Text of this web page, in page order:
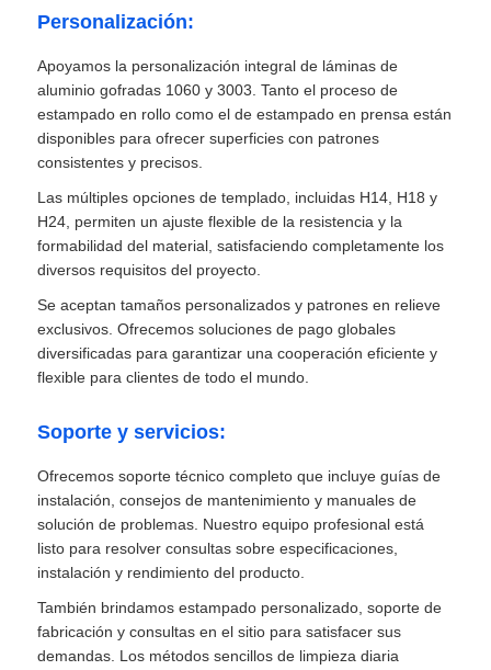
Personalización:
Apoyamos la personalización integral de láminas de
aluminio gofradas 1060 y 3003. Tanto el proceso de
estampado en rollo como el de estampado en prensa están
disponibles para ofrecer superficies con patrones
consistentes y precisos.
Las múltiples opciones de templado, incluidas H14, H18 y
H24, permiten un ajuste flexible de la resistencia y la
formabilidad del material, satisfaciendo completamente los
diversos requisitos del proyecto.
Se aceptan tamaños personalizados y patrones en relieve
exclusivos. Ofrecemos soluciones de pago globales
diversificadas para garantizar una cooperación eficiente y
flexible para clientes de todo el mundo.
Soporte y servicios:
Ofrecemos soporte técnico completo que incluye guías de
instalación, consejos de mantenimiento y manuales de
solución de problemas. Nuestro equipo profesional está
listo para resolver consultas sobre especificaciones,
instalación y rendimiento del producto.
También brindamos estampado personalizado, soporte de
fabricación y consultas en el sitio para satisfacer sus
demandas. Los métodos sencillos de limpieza diaria